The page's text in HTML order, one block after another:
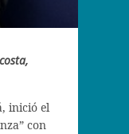
inició el
con